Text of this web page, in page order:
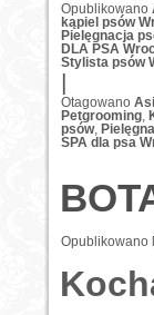
Opublikowano
kąpiel psów
Pielęgnacja
DLA PSA
Stylista psów
|
Otagowano
Petgrooming,
psów,
SPA dla psa
Opublikowano